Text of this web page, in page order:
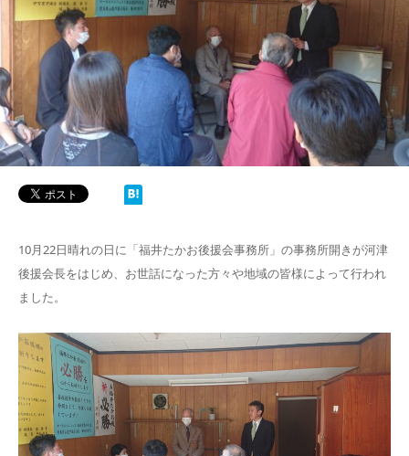
10月22日晴れの日に「福井たかお後援会事務所」の事務所開きが河津
後援会長をはじめ、お世話になった方々や地域の皆様によって行われ
ました。